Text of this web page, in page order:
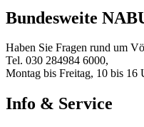
Bundesweite
Haben Sie Fragen rund um
Tel. 030 284984 6000,
Montag bis Freitag, 10 bis 16
Info & Service